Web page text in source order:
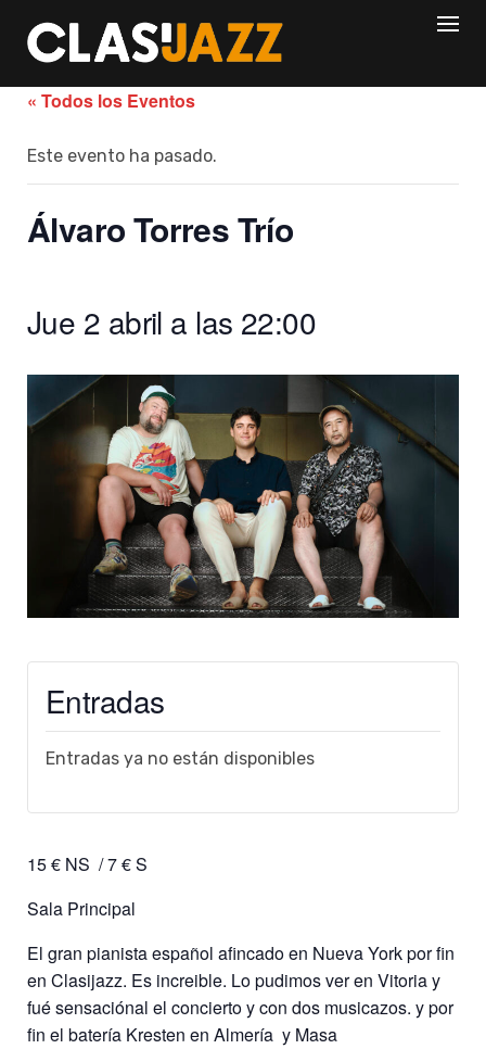
content
« Todos los Eventos
Este evento ha pasado.
Álvaro Torres Trío
Jue 2 abril a las 22:00
Entradas
Entradas ya no están disponibles
15 € NS / 7 € S
Sala Principal
El gran pianista español afincado en Nueva York por fin
en Clasijazz. Es increible. Lo pudimos ver en Vitoria y
fué sensaciónal el concierto y con dos musicazos. y por
fin el batería Kresten en Almería y Masa